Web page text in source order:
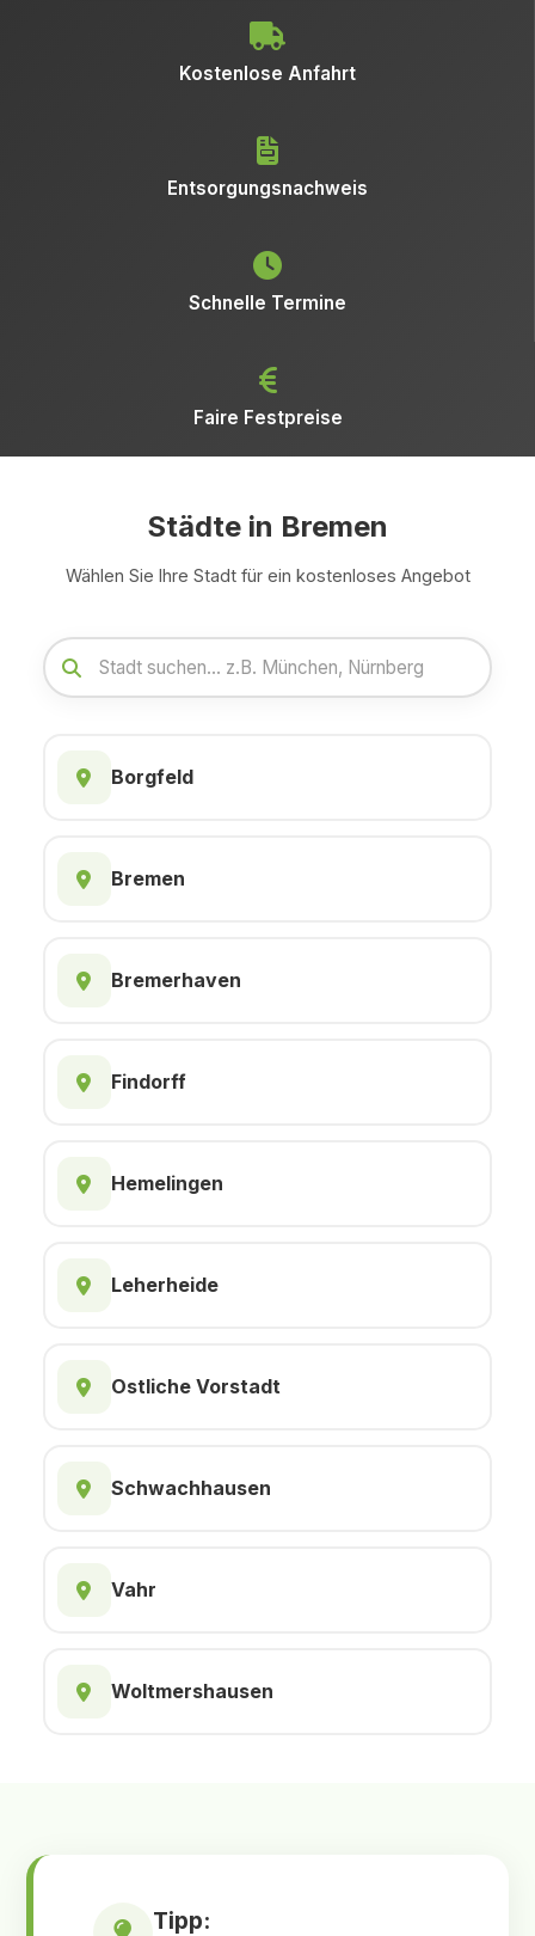
Kostenlose Anfahrt
Entsorgungsnachweis
Schnelle Termine
Faire Festpreise
Städte in Bremen
Wählen Sie Ihre Stadt für ein kostenloses Angebot
Borgfeld
Bremen
Bremerhaven
Findorff
Hemelingen
Leherheide
Ostliche Vorstadt
Schwachhausen
Vahr
Woltmershausen
Tipp: